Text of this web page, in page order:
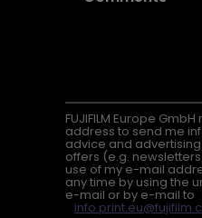
FUJIFILM Europe
address to send me
advice and
offers (e.g.
use of my e-mail
any time by using the
e-mail or by e-mail to